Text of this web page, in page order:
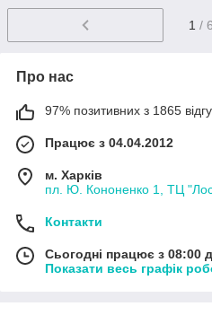
1 / 6
Про нас
97% позитивних з 1865
Працює з 04.04.2012
м. Харків
пл. Ю. Кононенко 1, ТЦ
Контакти
Сьогодні працює з 08:00
Показати весь графік